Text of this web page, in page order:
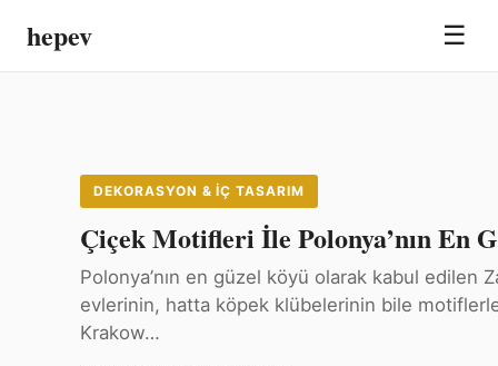
hepev ☰
DEKORASYON & İÇ TASARIM
Çiçek Motifleri İle Polonya’nın En
Polonya’nın en güzel köyü olarak kabul edilen
evlerinin, hatta köpek klübelerinin bile
Krakow…